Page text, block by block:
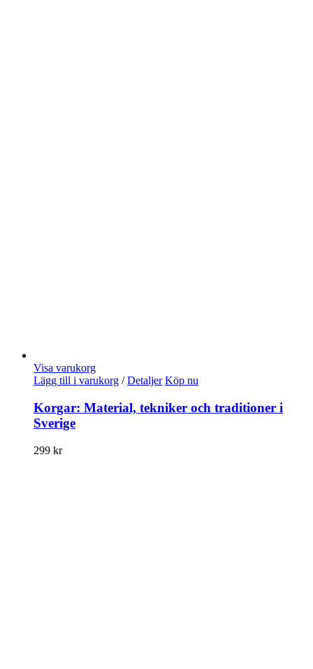
Visa varukorg
Lägg till i varukorg / Detaljer Köp nu
Korgar: Material, tekniker och traditioner i
Sverige
299 kr